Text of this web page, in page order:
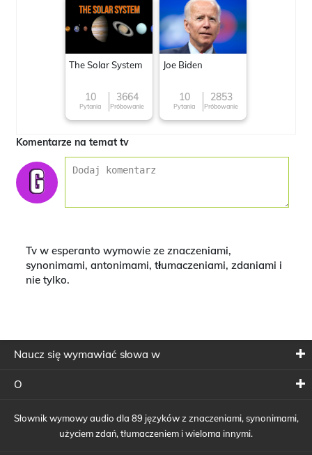
The Solar System
10
Pytania
3664
Próbowanie
Joe Biden
10
Pytania
2853
Próbowanie
Komentarze na temat tv
Tv w esperanto wymowie ze znaczeniami,
synonimami, antonimami, tłumaczeniami, zdaniami i
nie tylko.
Naucz się wymawiać słowa w
O
Słownik wymowy audio dla 89 języków z znaczeniami, synonimami,
użyciem zdań, tłumaczeniem i wieloma innymi.